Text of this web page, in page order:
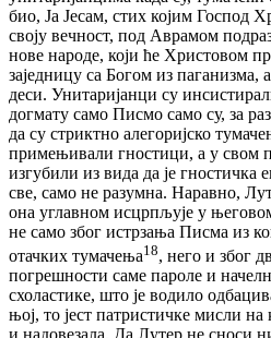
био, Ја Јесам, стих којим Господ
своју вечност, под Аврамом
нове народе, који ће Христовом
заједницу са Богом из паганизма,
деси. Унитаријанци су
догмату само Писмо само су, за
да су стриктно алегоријско
примењивали гностици, а у свом
изгубили из вида да је гностичка
све, само не разумна. Наравно,
она углавном исцрпљује у
не само због истрзања Писма из
отачких тумачења18, него и због
погрешности саме пароле и
схоластике, што је водило
њој, то јест патристичке мисли на
и надовезала. Да Лутер не сноси